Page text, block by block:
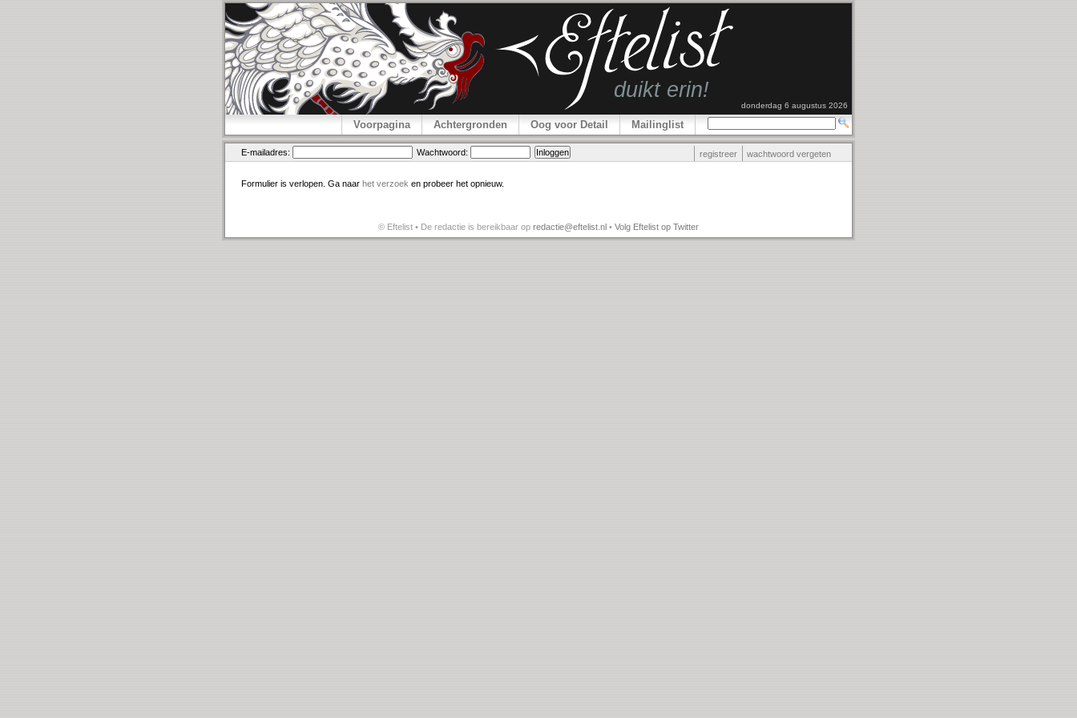
donderdag 6 augustus 2026
Voorpagina Achtergronden Oog voor Detail Mailinglist
E-mailadres: Wachtwoord: registreer wachtwoord vergeten
Formulier is verlopen. Ga naar het verzoek en probeer het opnieuw.
© Eftelist • De redactie is bereikbaar op redactie@eftelist.nl • Volg Eftelist op Twitter